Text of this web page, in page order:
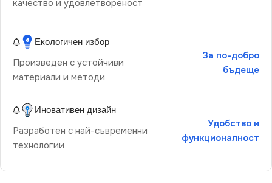
качество и удовлетвореност
Екологичен избор
Произведен с устойчиви
материали и методи
За по-добро
бъдеще
Иновативен дизайн
Разработен с най-съвременни
технологии
Удобство и
функционалност